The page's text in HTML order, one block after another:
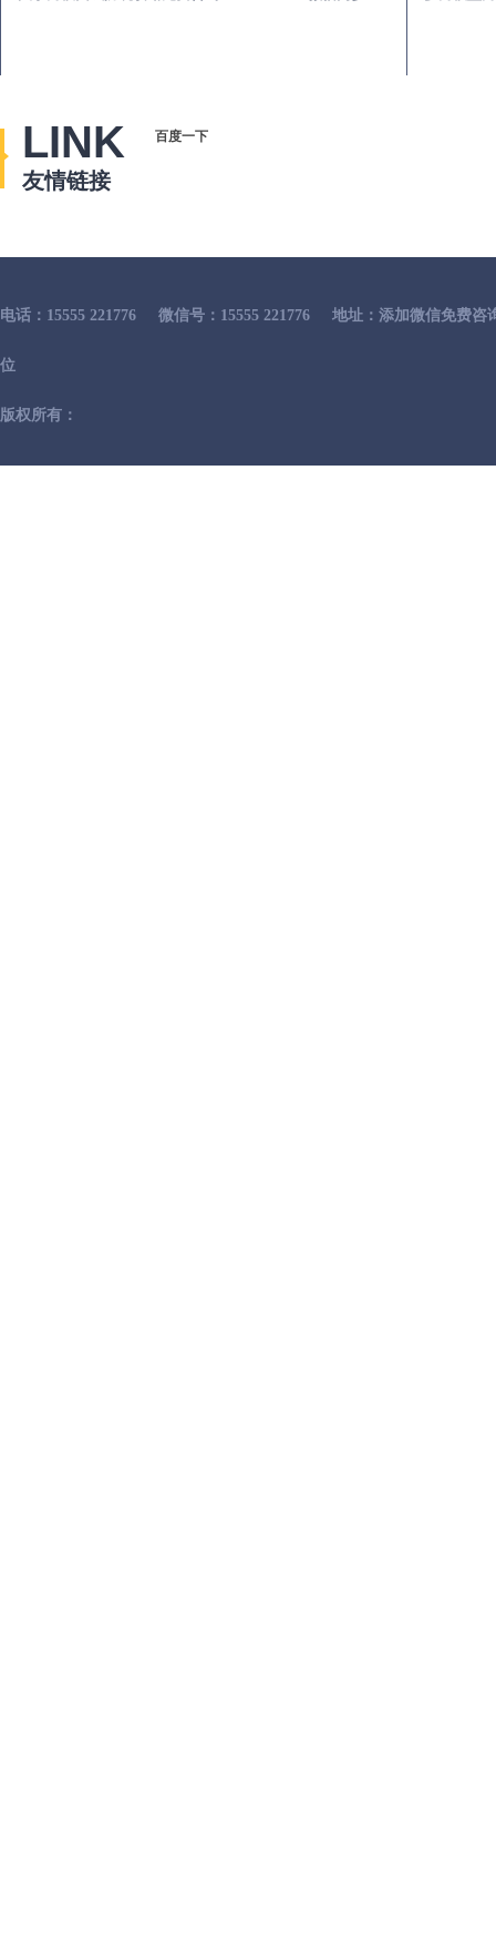
LINK
友情链接
百度一下
电话：15555 221776 微信号：15555 221776 地址：添加微信免费咨
位
版权所有：